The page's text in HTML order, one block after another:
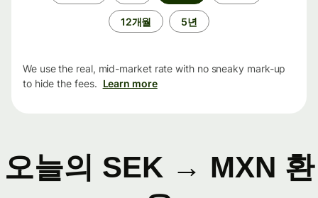
12개월 5년
We use the real, mid-market rate with no sneaky mark-up
to hide the fees. Learn more
오늘의 SEK → MXN 환